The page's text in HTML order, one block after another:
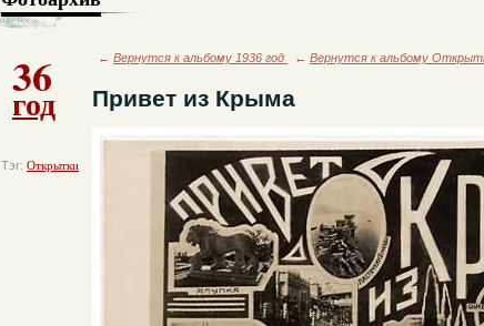
36
год
Тэг: Открытки
← Вернутся к альбому 1936 год ← Вернутся к альбому
Привет из Крыма